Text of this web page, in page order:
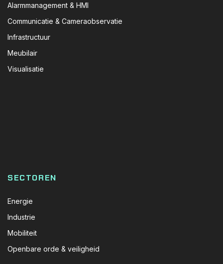
Alarmmanagement & HMI
Communicatie & Cameraobservatie
Infrastructuur
Meubilair
Visualisatie
SECTOREN
Energie
Industrie
Mobiliteit
Openbare orde & veiligheid